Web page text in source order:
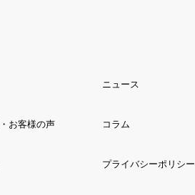
お客様の声
ニュース
コラム
プライバシーポリシー